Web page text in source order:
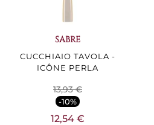
SABRE
CUCCHIAIO TAVOLA -
ICÔNE PERLA
13,93 €
-10%
12,54 €